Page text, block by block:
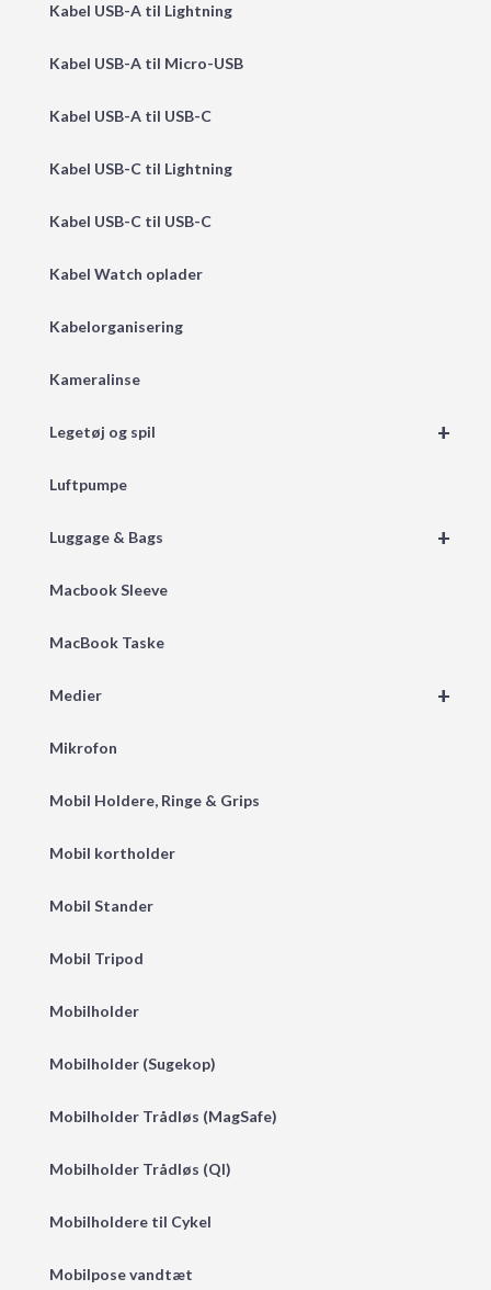
Kabel USB-A til Lightning
Kabel USB-A til Micro-USB
Kabel USB-A til USB-C
Kabel USB-C til Lightning
Kabel USB-C til USB-C
Kabel Watch oplader
Kabelorganisering
Kameralinse
+
Legetøj og spil
Luftpumpe
+
Luggage & Bags
Macbook Sleeve
MacBook Taske
+
Medier
Mikrofon
Mobil Holdere, Ringe & Grips
Mobil kortholder
Mobil Stander
Mobil Tripod
Mobilholder
Mobilholder (Sugekop)
Mobilholder Trådløs (MagSafe)
Mobilholder Trådløs (QI)
Mobilholdere til Cykel
Mobilpose vandtæt